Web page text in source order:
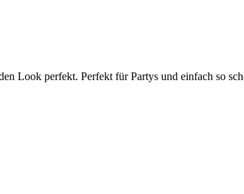
Look perfekt. Perfekt für Partys und einfach so